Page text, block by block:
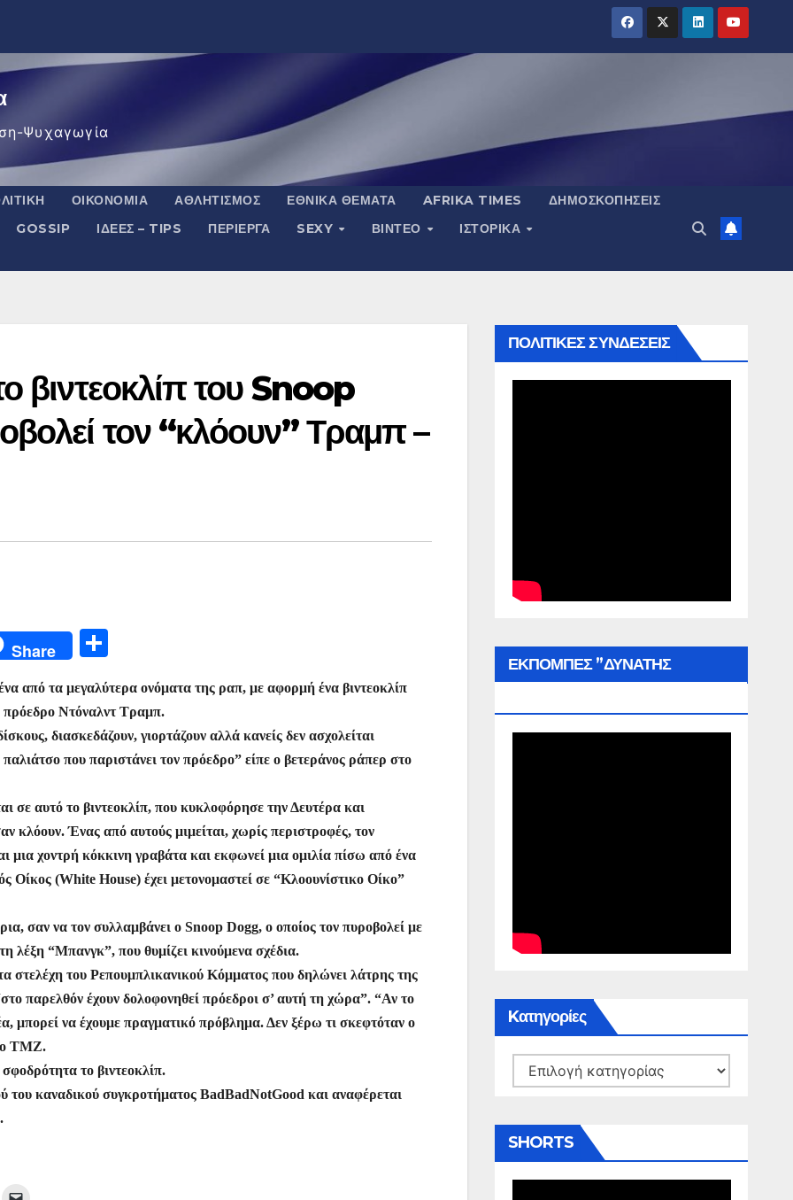
Ψυχαγωγία
ΟΙΚΟΝΟΜΊΑ ΑΘΛΗΤΙΣΜΌΣ ΕΘΝΙΚΆ ΘΈΜΑΤΑ AFRIKA TIMES
ΔΗΜΟΣΚΟΠΉΣΕΙΣ
GOSSIP ΙΔΈΕΣ – TIPS ΠΕΡΊΕΡΓΑ SEXY ΒΙΝΤΕΟ
ΙΣΤΟΡΙΚΆ
βιντεοκλίπ του Snoop
τον “κλόουν” Τραμπ –
Share
ρ
α
σ
ίτ
ε
από τα μεγαλύτερα ονόματα της ραπ, με αφορμή ένα βιντεοκλίπ
πρόεδρο Ντόναλντ Τραμπ.
διασκεδάζουν, γιορτάζουν αλλά κανείς δεν ασχολείται
που παριστάνει τον πρόεδρο” είπε ο βετεράνος ράπερ στο
σε αυτό το βιντεοκλίπ, που κυκλοφόρησε την Δευτέρα και
κλόουν. Ένας από αυτούς μιμείται, χωρίς περιστροφές, τον
χοντρή κόκκινη γραβάτα και εκφωνεί μια ομιλία πίσω από ένα
Οίκος (White House) έχει μετονομαστεί σε “Κλοουνίστικο Οίκο”
σαν να τον συλλαμβάνει ο Snoop Dogg, ο οποίος τον πυροβολεί με
λέξη “Μπανγκ”, που θυμίζει κινούμενα σχέδια.
στελέχη του Ρεπουμπλικανικού Κόμματος που δηλώνει λάτρης της
παρελθόν έχουν δολοφονηθεί πρόεδροι σ’ αυτή τη χώρα”. “Αν το
μπορεί να έχουμε πραγματικό πρόβλημα. Δεν ξέρω τι σκεφτόταν ο
TMZ.
το βιντεοκλίπ.
του καναδικού συγκροτήματος BadBadNotGood και αναφέρεται
ΠΟΛΙΤΙΚΕΣ ΣΥΝΔΕΣΕΙΣ
ΕΚΠΟΜΠΕΣ ”ΔΥΝΑΤΗΣ
Kατηγορίες
Kατηγορίες
SHORTS